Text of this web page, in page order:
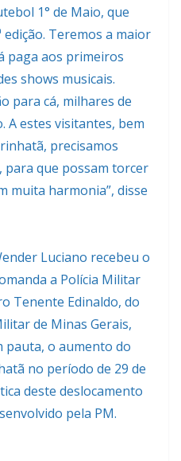
1° de Maio, que
edição. Teremos a maior
paga aos primeiros
shows musicais.
para cá, milhares de
A estes visitantes, bem
precisamos
que possam torcer
muita harmonia”, disse
Luciano recebeu o
a Polícia Militar
Tenente Edinaldo, do
de Minas Gerais,
pauta, o aumento do
no período de 29 de
deste deslocamento
pela PM.